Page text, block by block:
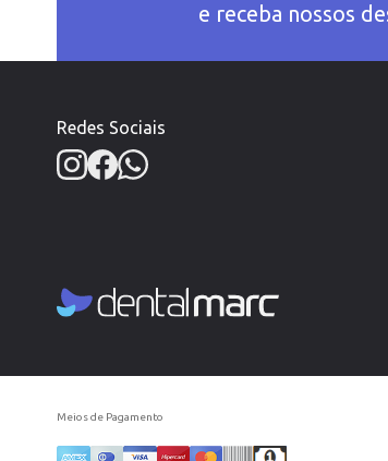
e receba nossos
Redes Sociais
Meios de Pagamento